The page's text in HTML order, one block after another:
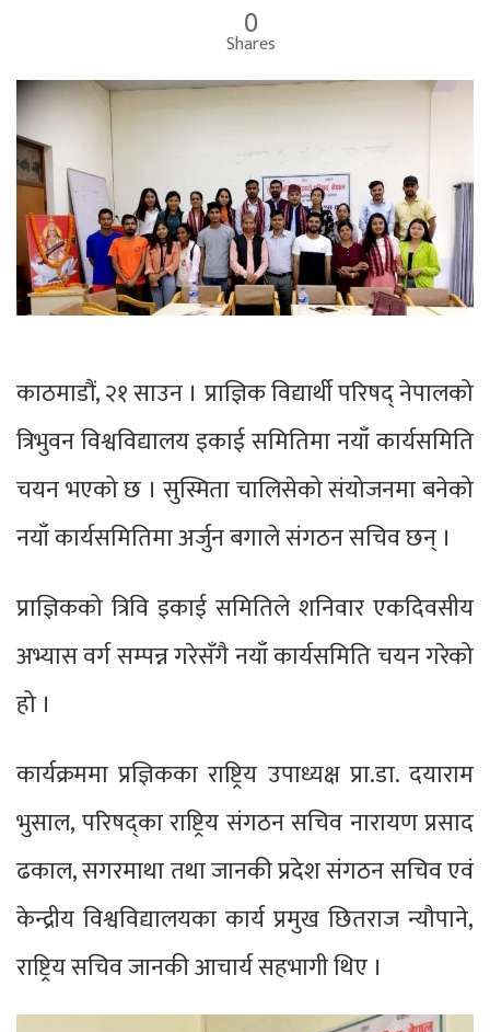
0
Shares
काठमाडौं, २१ साउन । प्राज्ञिक विद्यार्थी परिषद् नेपालको
त्रिभुवन विश्वविद्यालय इकाई समितिमा नयाँ कार्यसमिति
चयन भएको छ । सुस्मिता चालिसेको संयोजनमा बनेको
नयाँ कार्यसमितिमा अर्जुन बगाले संगठन सचिव छन् ।
प्राज्ञिकको त्रिवि इकाई समितिले शनिवार एकदिवसीय
अभ्यास वर्ग सम्पन्न गरेसँगै नयाँ कार्यसमिति चयन गरेको
हो ।
कार्यक्रममा प्रज्ञिकका राष्ट्रिय उपाध्यक्ष प्रा.डा. दयाराम
भुसाल, परिषद्का राष्ट्रिय संगठन सचिव नारायण प्रसाद
ढकाल, सगरमाथा तथा जानकी प्रदेश संगठन सचिव एवं
केन्द्रीय विश्वविद्यालयका कार्य प्रमुख छितराज न्यौपाने,
राष्ट्रिय सचिव जानकी आचार्य सहभागी थिए ।